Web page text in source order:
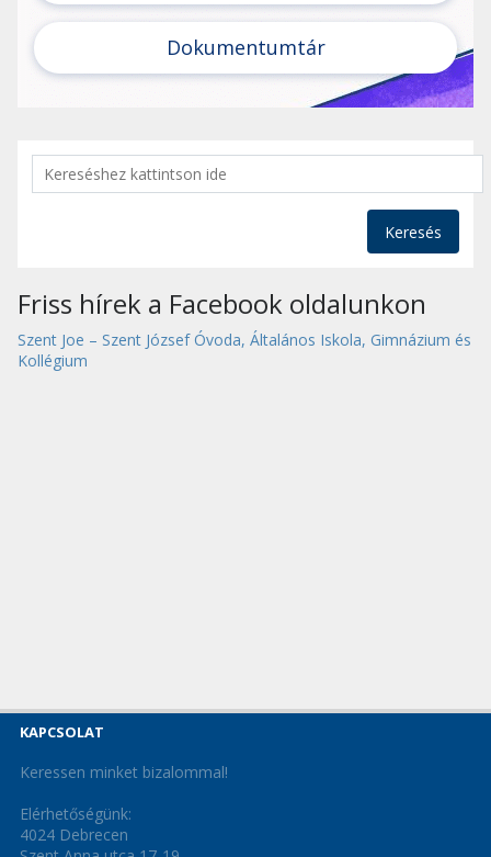
Dokumentumtár
Keresés
Friss hírek a Facebook oldalunkon
Szent Joe – Szent József Óvoda, Általános Iskola, Gimnázium és
Kollégium
KAPCSOLAT
Keressen minket bizalommal!
Elérhetőségünk:
4024 Debrecen